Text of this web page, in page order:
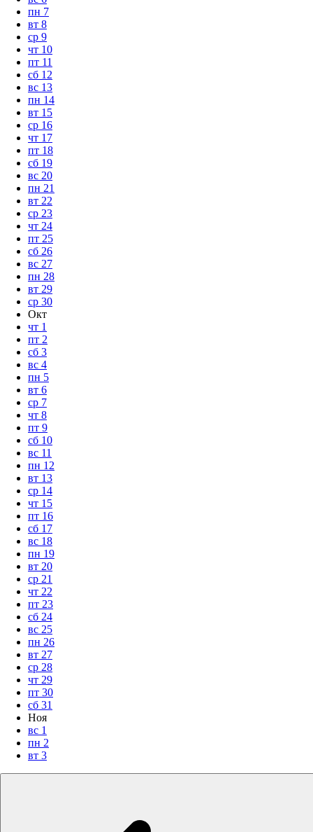
пн 7
вт 8
ср 9
чт 10
пт 11
сб 12
вс 13
пн 14
вт 15
ср 16
чт 17
пт 18
сб 19
вс 20
пн 21
вт 22
ср 23
чт 24
пт 25
сб 26
вс 27
пн 28
вт 29
ср 30
Окт
чт 1
пт 2
сб 3
вс 4
пн 5
вт 6
ср 7
чт 8
пт 9
сб 10
вс 11
пн 12
вт 13
ср 14
чт 15
пт 16
сб 17
вс 18
пн 19
вт 20
ср 21
чт 22
пт 23
сб 24
вс 25
пн 26
вт 27
ср 28
чт 29
пт 30
сб 31
Ноя
вс 1
пн 2
вт 3